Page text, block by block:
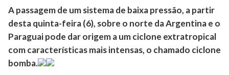
A passagem de um sistema de baixa pressão, a partir
desta quinta-feira (6), sobre o norte da Argentina e o
Paraguai pode dar origem a um ciclone extratropical
com características mais intensas, o chamado ciclone
bomba.